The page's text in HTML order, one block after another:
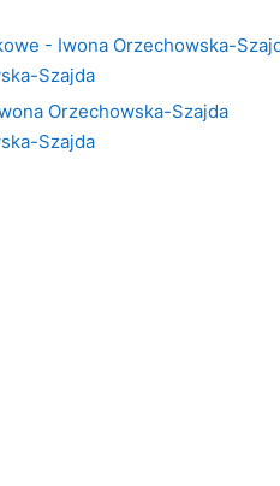
- Iwona Orzechowska-
Szajda
Orzechowska-Szajda
Szajda